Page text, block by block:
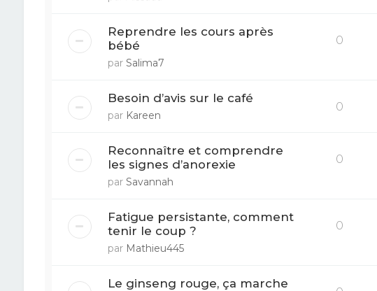
Reprendre les cours après
bébé
par Salima7
0
Besoin d’avis sur le café
par Kareen
0
Reconnaître et comprendre
les signes d’anorexie
par Savannah
0
Fatigue persistante, comment
tenir le coup ?
par Mathieu445
0
Le ginseng rouge, ça marche